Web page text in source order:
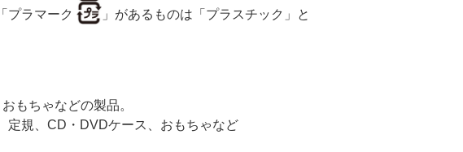
プラマーク
」があるものは「プラスチック」と
もちゃなどの製品。
定規、CD・DVDケース、おもちゃなど